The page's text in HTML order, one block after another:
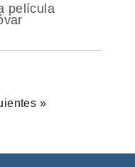
película
»